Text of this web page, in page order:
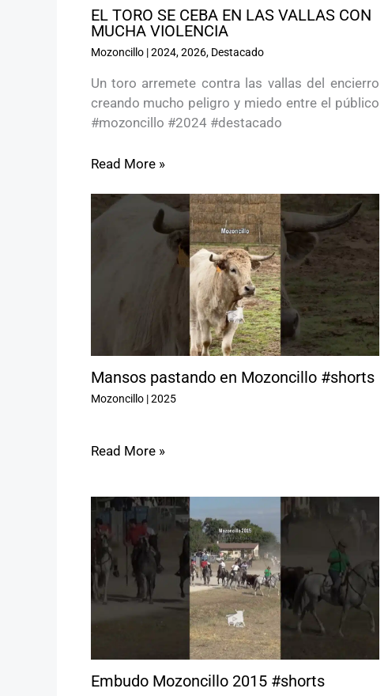
EL TORO SE CEBA EN LAS VALLAS CON
MUCHA VIOLENCIA
Mozoncillo|2024,2026, Destacado
Un toro arremete contra las vallas del encierro
creando mucho peligro y miedo entre el público
#mozoncillo #2024 #destacado
Read More »
Mansos pastando en Mozoncillo #shorts
Mozoncillo|2025
Read More »
Embudo Mozoncillo 2015 #shorts